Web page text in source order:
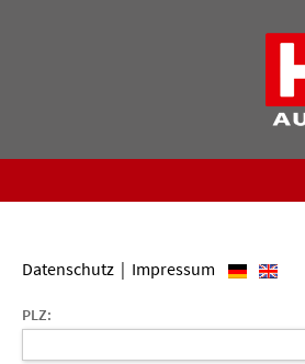
Datenschutz | Impressum
PLZ: